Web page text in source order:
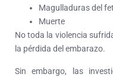
Magulladuras del
Muerte
No toda la violencia
la pérdida del embarazo.
Sin embargo, las